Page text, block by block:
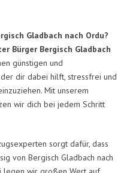
Gladbach nach Ordu?
Bürger Bergisch Gladbach
günstigen und
dir dabei hilft, stressfrei und
Mit unserem
wir dich bei jedem Schritt
sorgt dafür, dass
von Bergisch Gladbach nach